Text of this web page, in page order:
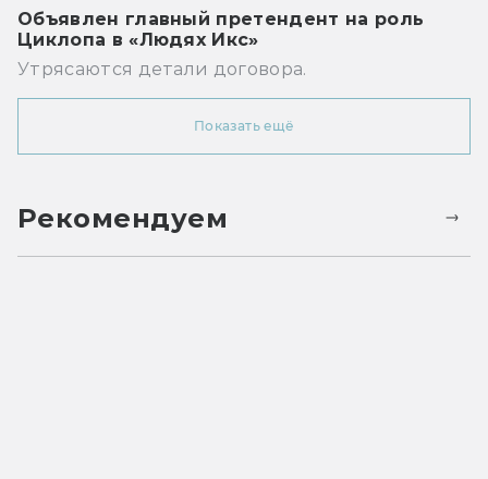
Объявлен главный претендент на роль
Циклопа в «Людях Икс»
Утрясаются детали договора.
Показать ещё
Рекомендуем